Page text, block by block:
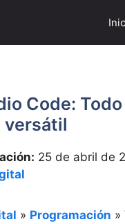
Code:
versátil
25 de abril de
» Programación »